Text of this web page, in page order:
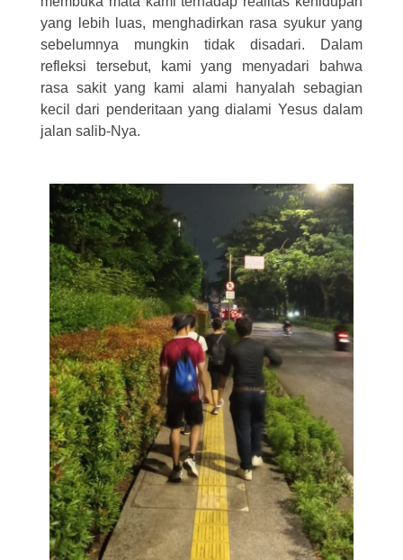
yang lebih luas, menghadirkan rasa syukur yang
sebelumnya mungkin tidak disadari. Dalam
refleksi tersebut, kami yang menyadari bahwa
rasa sakit yang kami alami hanyalah sebagian
kecil dari penderitaan yang dialami Yesus dalam
jalan salib-Nya.